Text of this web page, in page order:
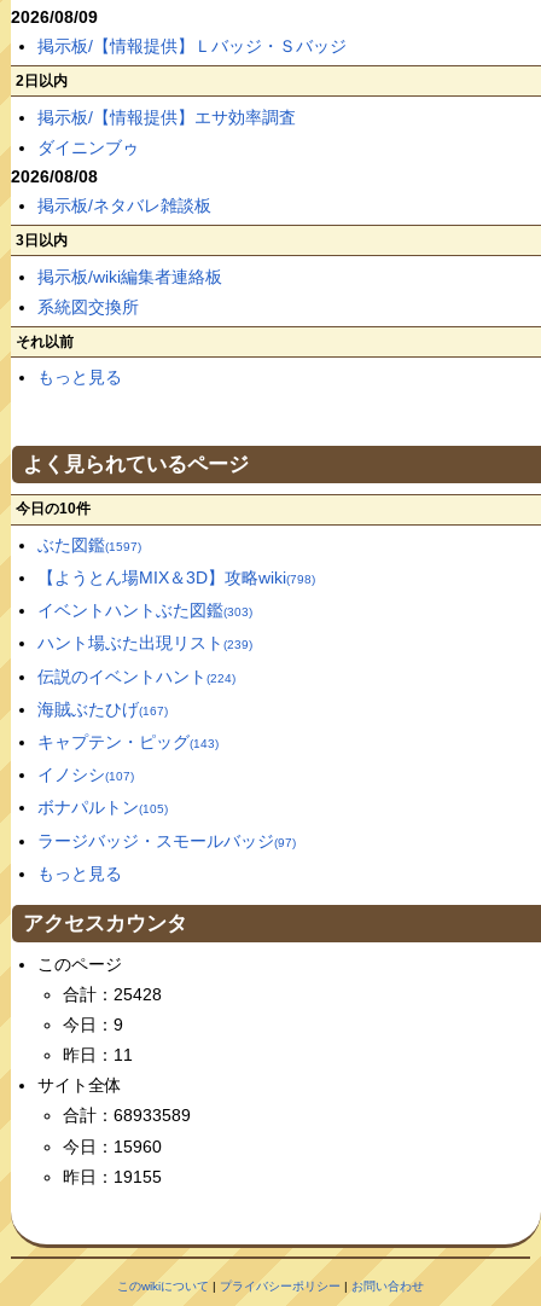
2026/08/09
掲示板/【情報提供】Ｌバッジ・Ｓバッジ
2日以内
掲示板/【情報提供】エサ効率調査
ダイニンブゥ
2026/08/08
掲示板/ネタバレ雑談板
3日以内
掲示板/wiki編集者連絡板
系統図交換所
それ以前
もっと見る
よく見られているページ
今日の10件
ぶた図鑑(1597)
【ようとん場MIX＆3D】攻略wiki(798)
イベントハントぶた図鑑(303)
ハント場ぶた出現リスト (239)
伝説のイベントハント (224)
海賊ぶたひげ(167)
キャプテン・ピッグ(143)
イノシシ(107)
ボナパルトン(105)
ラージバッジ・スモールバッジ(97)
もっと見る
アクセスカウンタ
このページ
合計：25428
今日：9
昨日：11
サイト全体
合計：68933589
今日：15960
昨日：19155
このwikiについて | プライバシーポリシー | お問い合わせ